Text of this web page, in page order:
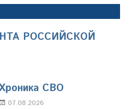
РОССИЙСКОЙ
СВО
07.08.2026